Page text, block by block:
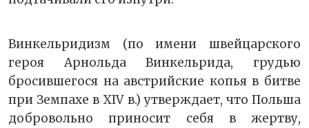
Винкельридизм (по имени швейцарского
героя Арнольда Винкельрида, грудью
бросившегося на австрийские копья в битве
при Земпахе в XIV в.) утверждает, что Польша
добровольно приносит себя в жертву,